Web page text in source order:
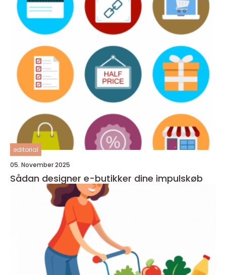
editorial
05. November 2025
Sådan designer e-butikker dine impulskøb